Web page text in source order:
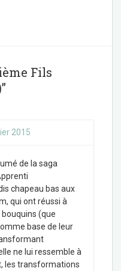
Fils
2015
de la saga
chapeau bas aux
qui ont réussi à
(que
base de leur
ne lui ressemble à
les transformations